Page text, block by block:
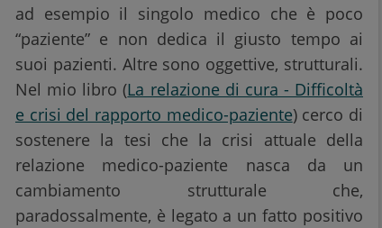
ad esempio il singolo medico che è poco
“paziente” e non dedica il giusto tempo ai
suoi pazienti. Altre sono oggettive, strutturali.
Nel mio libro (La relazione di cura - Difficoltà
e crisi del rapporto medico-paziente) cerco di
sostenere la tesi che la crisi attuale della
relazione medico-paziente nasca da un
cambiamento strutturale che,
paradossalmente, è legato a un fatto positivo